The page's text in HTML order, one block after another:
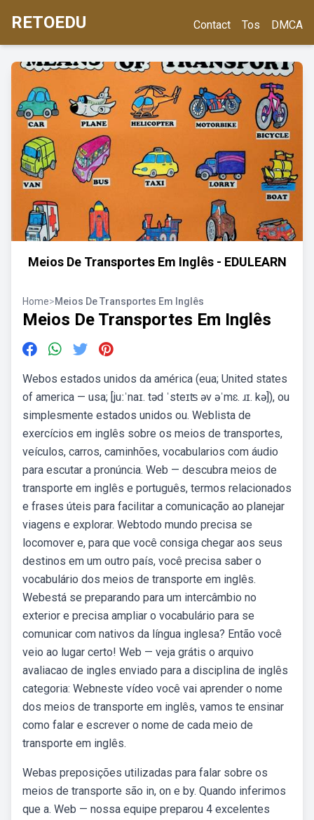
RETOEDU Contact Tos DMCA
Meios De Transportes Em Inglês - EDULEARN
Home>Meios De Transportes Em Inglês
Meios De Transportes Em Inglês
Webos estados unidos da américa (eua; United states
of america — usa; [juːˈnaɪ. təd ˈsteɪʦ əv əˈmɛ. ɹɪ. kə]), ou
simplesmente estados unidos ou. Weblista de
exercícios em inglês sobre os meios de transportes,
veículos, carros, caminhões, vocabularios com áudio
para escutar a pronúncia. Web — descubra meios de
transporte em inglês e português, termos relacionados
e frases úteis para facilitar a comunicação ao planejar
viagens e explorar. Webtodo mundo precisa se
locomover e, para que você consiga chegar aos seus
destinos em um outro país, você precisa saber o
vocabulário dos meios de transporte em inglês.
Webestá se preparando para um intercâmbio no
exterior e precisa ampliar o vocabulário para se
comunicar com nativos da língua inglesa? Então você
veio ao lugar certo! Web — veja grátis o arquivo
avaliacao de ingles enviado para a disciplina de inglês
categoria: Webneste vídeo você vai aprender o nome
dos meios de transporte em inglês, vamos te ensinar
como falar e escrever o nome de cada meio de
transporte em inglês.
Webas preposições utilizadas para falar sobre os
meios de transporte são in, on e by. Quando inferimos
que a. Web — nossa equipe preparou 4 excelentes